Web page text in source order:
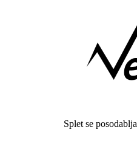
Splet se